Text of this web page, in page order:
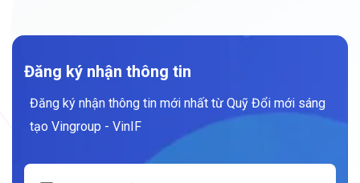
Đăng ký nhận thông tin
Đăng ký nhận thông tin mới nhất từ Quỹ Đổi mới sáng
tạo Vingroup - VinIF